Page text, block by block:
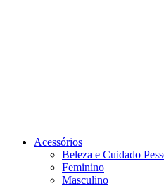
Acessórios
Beleza e Cuidado
Feminino
Masculino